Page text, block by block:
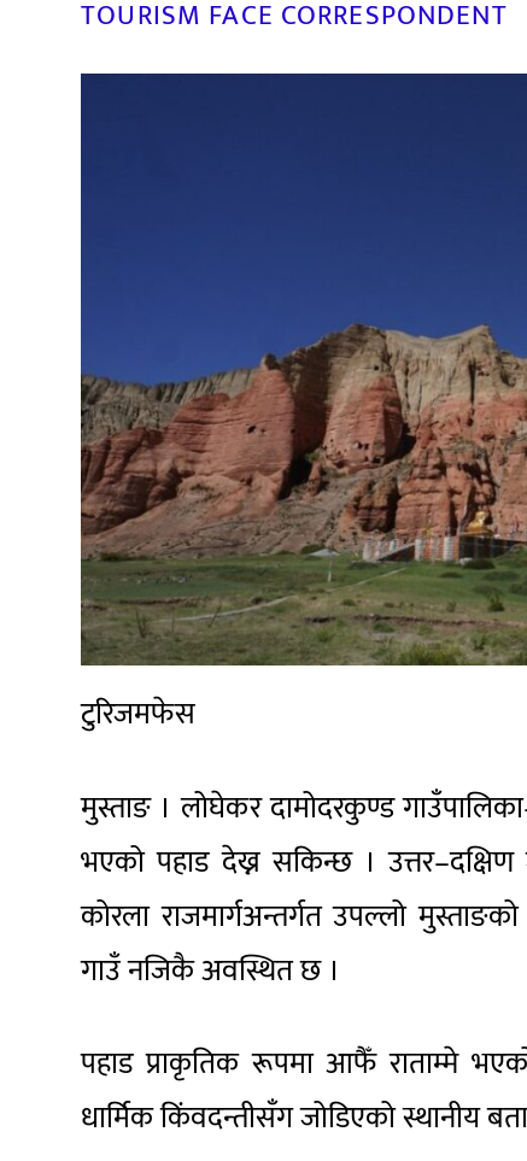
TOURISM FACE CORRESPONDENT
टुरिजमफेस
मुस्ताङ । लोघेकर दामोदरकुण्ड
भएको पहाड देख्न सकिन्छ ।
कोरला राजमार्गअन्तर्गत उपल्लो
गाउँ नजिकै अवस्थित छ ।
पहाड प्राकृतिक रूपमा आफैँ राताम्मे
धार्मिक किंवदन्तीसँग जोडिएको स्थानीय